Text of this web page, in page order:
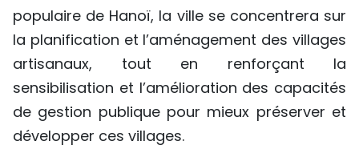
populaire de Hanoï, la ville se concentrera sur
la planification et l’aménagement des villages
artisanaux, tout en renforçant la
sensibilisation et l’amélioration des capacités
de gestion publique pour mieux préserver et
développer ces villages.